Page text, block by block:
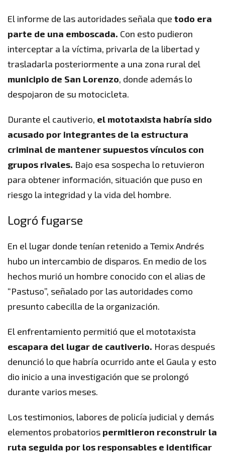
El informe de las autoridades señala que todo era
parte de una emboscada. Con esto pudieron
interceptar a la víctima, privarla de la libertad y
trasladarla posteriormente a una zona rural del
municipio de San Lorenzo, donde además lo
despojaron de su motocicleta.
Durante el cautiverio, el mototaxista habría sido
acusado por integrantes de la estructura
criminal de mantener supuestos vínculos con
grupos rivales. Bajo esa sospecha lo retuvieron
para obtener información, situación que puso en
riesgo la integridad y la vida del hombre.
Logró fugarse
En el lugar donde tenían retenido a Temix Andrés
hubo un intercambio de disparos. En medio de los
hechos murió un hombre conocido con el alias de
“Pastuso”, señalado por las autoridades como
presunto cabecilla de la organización.
El enfrentamiento permitió que el mototaxista
escapara del lugar de cautiverio. Horas después
denunció lo que habría ocurrido ante el Gaula y esto
dio inicio a una investigación que se prolongó
durante varios meses.
Los testimonios, labores de policía judicial y demás
elementos probatorios permitieron reconstruir la
ruta seguida por los responsables e identificar